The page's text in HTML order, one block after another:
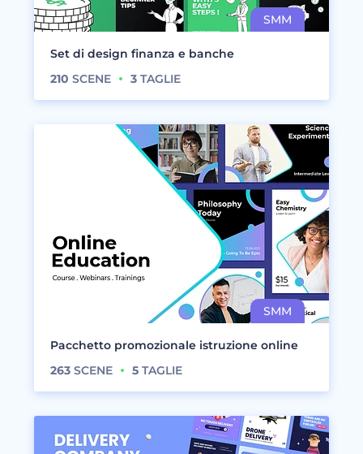
Set di design finanza e banche
210 SCENE 3 TAGLIE
Pacchetto promozionale istruzione online
263 SCENE 5 TAGLIE